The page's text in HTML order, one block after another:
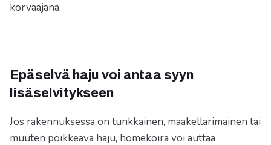
korvaajana.
Epäselvä haju voi antaa syyn
lisäselvitykseen
Jos rakennuksessa on tunkkainen, maakellarimainen tai
muuten poikkeava haju, homekoira voi auttaa